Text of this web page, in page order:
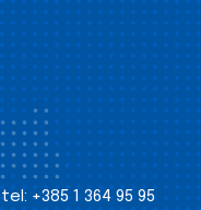
tel: +385 1 364 95 95